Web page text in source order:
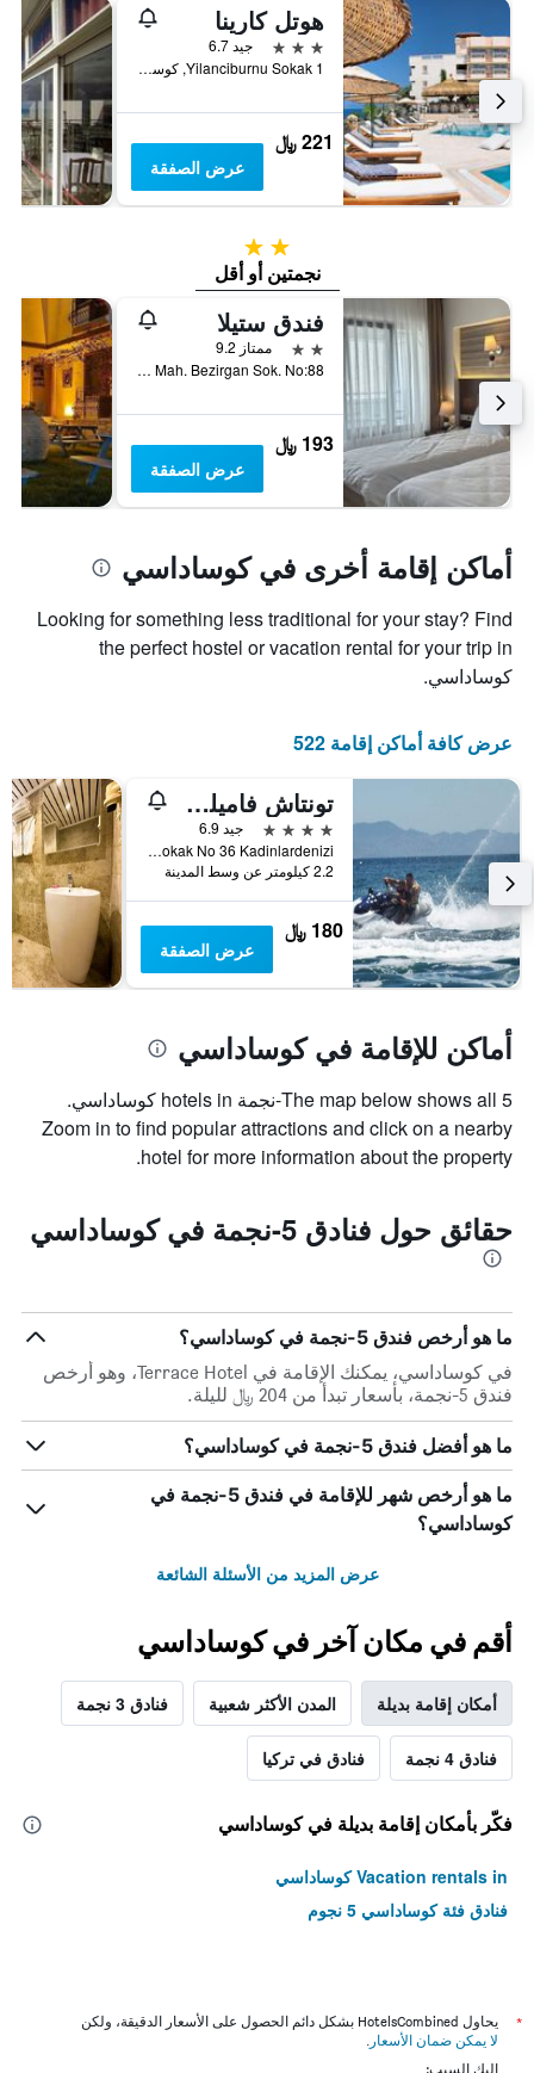
هوتل كارينا
3 نجوم
جيد 6.7
Yilanciburnu Sokak 1, كوساداسي, تركيا
221 ﷼
عرض الصفقة
2 نجمتين
نجمتين أو أقل
فندق ستيلا
2 نجمتين
ممتاز 9.2
Haci Feyzullah Mah. Bezirgan Sok. No:88, كوساداسي, تركيا
193 ﷼
عرض الصفقة
أماكن إقامة أخرى في كوساداسي
Looking for something less traditional for your stay? Find
the perfect hostel or vacation rental for your trip in
كوساداسي.
عرض كافة أماكن إقامة 522
تونتاش فاميلي سويتس كوساداسي
4 نجوم
جيد 6.9
Yuksel Yalova Cad 2. Sokak No 36 Kadinlardenizi, كوساداسي, تركيا
2.2 كيلومتر عن وسط المدينة
180 ﷼
عرض الصفقة
أماكن للإقامة في كوساداسي
The map below shows all 5-نجمة hotels in كوساداسي.
Zoom in to find popular attractions and click on a nearby
hotel for more information about the property.
حقائق حول فنادق 5-نجمة في كوساداسي
ما هو أرخص فندق 5-نجمة في كوساداسي؟
في كوساداسي، يمكنك الإقامة في Terrace Hotel، وهو أرخص
فندق 5-نجمة، بأسعار تبدأ من 204 ﷼ لليلة.
ما هو أفضل فندق 5-نجمة في كوساداسي؟
ما هو أرخص شهر للإقامة في فندق 5-نجمة في
كوساداسي؟
عرض المزيد من الأسئلة الشائعة
أقم في مكان آخر في كوساداسي
أمكان إقامة بديلة المدن الأكثر شعبية فنادق 3 نجمة
فنادق 4 نجمة فنادق في تركيا
فكّر بأمكان إقامة بديلة في كوساداسي
Vacation rentals in كوساداسي
فنادق فئة كوساداسي 5 نجوم
*
يحاول HotelsCombined بشكل دائم الحصول على الأسعار الدقيقة، ولكن
لا يمكن ضمان الأسعار .
إليك السبب: